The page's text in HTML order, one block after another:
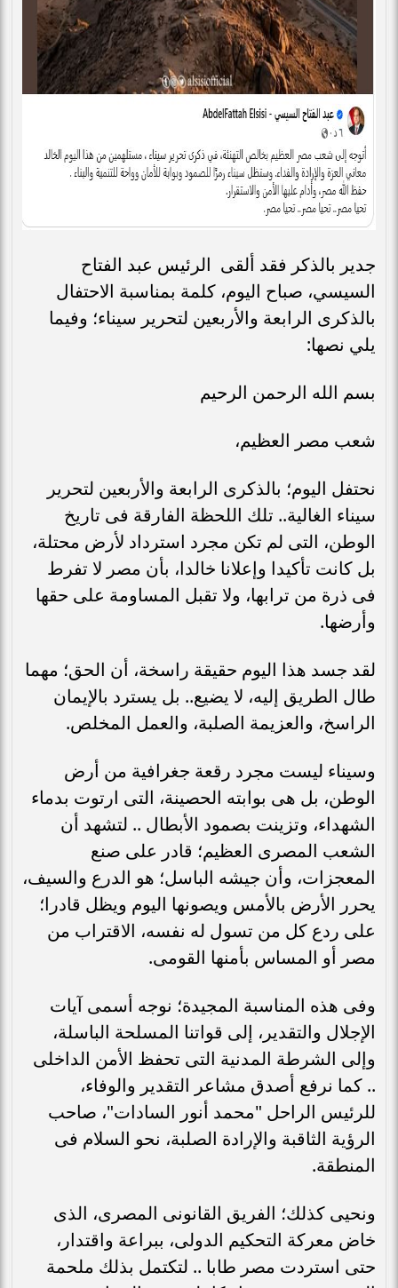
جدير بالذكر فقد ألقى الرئيس عبد الفتاح
السيسي، صباح اليوم، كلمة بمناسبة الاحتفال
بالذكرى الرابعة والأربعين لتحرير سيناء؛ وفيما
يلي نصها:
بسم الله الرحمن الرحيم
شعب مصر العظيم،
نحتفل اليوم؛ بالذكرى الرابعة والأربعين لتحرير
سيناء الغالية.. تلك اللحظة الفارقة فى تاريخ
الوطن، التى لم تكن مجرد استرداد لأرض محتلة،
بل كانت تأكيدا وإعلانا خالدا، بأن مصر لا تفرط
فى ذرة من ترابها، ولا تقبل المساومة على حقها
وأرضها.
لقد جسد هذا اليوم حقيقة راسخة، أن الحق؛ مهما
طال الطريق إليه، لا يضيع.. بل يسترد بالإيمان
الراسخ، والعزيمة الصلبة، والعمل المخلص.
وسيناء ليست مجرد رقعة جغرافية من أرض
الوطن، بل هى بوابته الحصينة، التى ارتوت بدماء
الشهداء، وتزينت بصمود الأبطال .. لتشهد أن
الشعب المصرى العظيم؛ قادر على صنع
المعجزات، وأن جيشه الباسل؛ هو الدرع والسيف،
يحرر الأرض بالأمس ويصونها اليوم ويظل قادرا؛
على ردع كل من تسول له نفسه، الاقتراب من
مصر أو المساس بأمنها القومى.
وفى هذه المناسبة المجيدة؛ نوجه أسمى آيات
الإجلال والتقدير، إلى قواتنا المسلحة الباسلة،
وإلى الشرطة المدنية التى تحفظ الأمن الداخلى
.. كما نرفع أصدق مشاعر التقدير والوفاء،
للرئيس الراحل "محمد أنور السادات"، صاحب
الرؤية الثاقبة والإرادة الصلبة، نحو السلام فى
المنطقة.
ونحيى كذلك؛ الفريق القانونى المصرى، الذى
خاض معركة التحكيم الدولى، ببراعة واقتدار،
حتى استردت مصر طابا .. لتكتمل بذلك ملحمة